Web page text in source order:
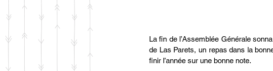
La fin de l’Assemblée Générale
de Las Parets, un repas dans la
finir l’année sur une bonne note.